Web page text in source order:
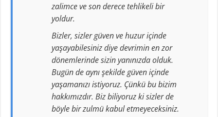
zalimce ve son derece tehlikeli bir
yoldur.
Bizler, sizler güven ve huzur içinde
yaşayabilesiniz diye devrimin en zor
dönemlerinde sizin yanınızda olduk.
Bugün de aynı şekilde güven içinde
yaşamanızı istiyoruz. Çünkü bu bizim
hakkımızdır. Biz biliyoruz ki sizler de
böyle bir zulmü kabul etmeyeceksiniz.